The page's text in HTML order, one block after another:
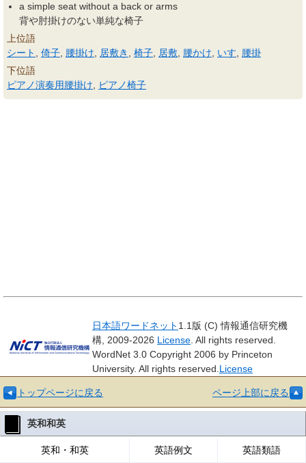
a simple seat without a back or arms
背や肘掛けのない単純な椅子
上位語
シート
倚子 腰掛け 居敷き 椅子 居敷 腰かけ いす
腰掛
下位語
ピアノ演奏用腰掛け
ピアノ椅子
日本語ワードネット 1.1版 (C) 情報通信研究機
構, 2009-2026 License . All rights reserved.
WordNet 3.0 Copyright 2006 by Princeton
University. All rights reserved. License
トップページに戻る ページ上部に戻る
英和和英
英和・和英 英語例文 英語類語